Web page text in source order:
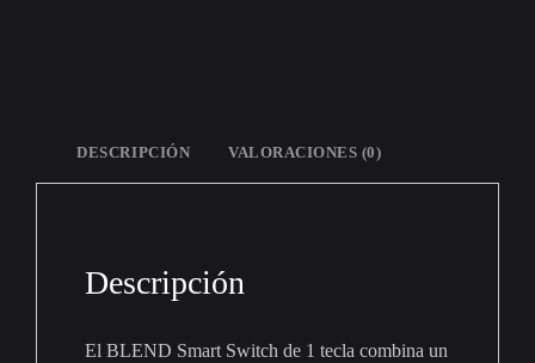
DESCRIPCIÓN VALORACIONES (0)
Descripción
El BLEND Smart Switch de 1 tecla combina un